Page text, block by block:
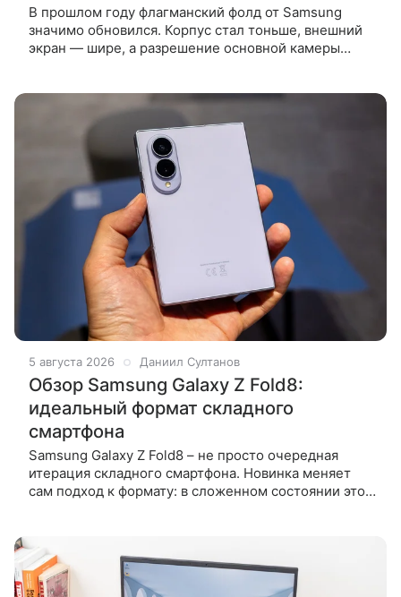
В прошлом году флагманский фолд от Samsung
значимо обновился. Корпус стал тоньше, внешний
экран — шире, а разрешение основной камеры
5 августа 2026 Даниил Султанов
Обзор Samsung Galaxy Z Fold8:
идеальный формат складного
смартфона
Samsung Galaxy Z Fold8 – не просто очередная
итерация складного смартфона. Новинка меняет
сам подход к формату: в сложенном состоянии это